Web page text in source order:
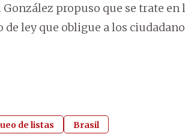
propuso que se trate
ley que obligue a los
de listas Brasil